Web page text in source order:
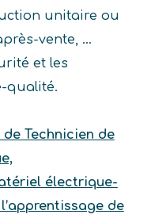
unitaire ou
vente, …
et les
qualité.
Technicien de
électrique-
de